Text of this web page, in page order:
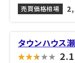
売買価格相場
タウンハウス
2.1